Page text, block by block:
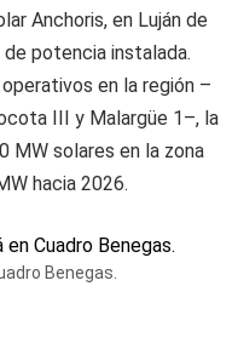
Anchoris, en Luján de
potencia instalada.
en la región –
III y Malargüe 1–, la
MW solares en la zona
hacia 2026.
Benegas.